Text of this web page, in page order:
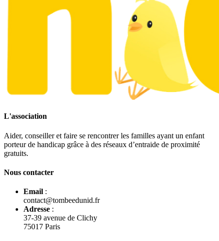
L'association
Aider, conseiller et faire se rencontrer les familles ayant un enfant
porteur de handicap grâce à des réseaux d’entraide de proximité
gratuits.
Nous contacter
Email :
contact@tombeedunid.fr
Adresse :
37-39 avenue de Clichy
75017 Paris